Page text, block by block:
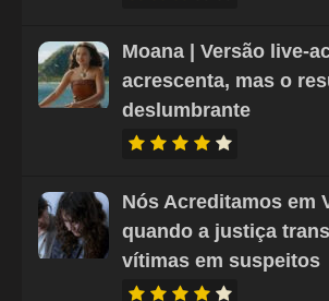
Moana | Versão live-
acrescenta, mas o
deslumbrante
Nós Acreditamos em
quando a justiça
vítimas em suspeitos